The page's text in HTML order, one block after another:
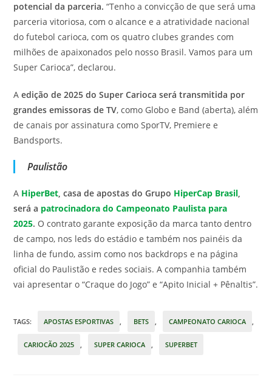
potencial da parceria. “Tenho a convicção de que será uma
parceria vitoriosa, com o alcance e a atratividade nacional
do futebol carioca, com os quatro clubes grandes com
milhões de apaixonados pelo nosso Brasil. Vamos para um
Super Carioca”, declarou.
Aedição de 2025 do Super Carioca será transmitida por
grandes emissoras de TV, como Globo e Band (aberta), além
de canais por assinatura como SporTV, Premiere e
Bandsports.
Paulistão
A HiperBet, casa de apostas do Grupo HiperCap Brasil,
será a patrocinadora do Campeonato Paulista para
2025. O contrato garante exposição da marca tanto dentro
de campo, nos leds do estádio e também nos painéis da
linha de fundo, assim como nos backdrops e na página
oficial do Paulistão e redes sociais. A companhia também
vai apresentar o “Craque do Jogo” e “Apito Inicial + Pênaltis”.
TAGS: APOSTAS ESPORTIVAS , BETS , CAMPEONATO CARIOCA ,
CARIOCÃO 2025 , SUPER CARIOCA , SUPERBET